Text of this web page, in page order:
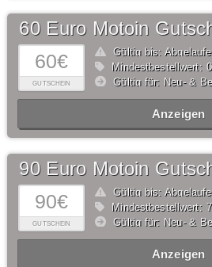
60€
GUTSCHEIN
60 Euro Motoin
Gültig bis:
Mindestbestellwert:
Gültig für: Neu- &
Anzeigen
90€
GUTSCHEIN
90 Euro Motoin
Gültig bis:
Mindestbestellwert:
Gültig für: Neu- &
Anzeigen